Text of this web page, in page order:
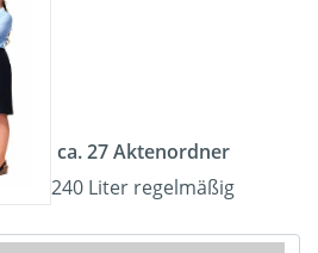
ca. 27 Aktenordner
240 Liter regelmäßig